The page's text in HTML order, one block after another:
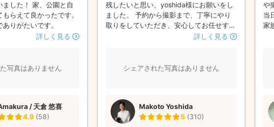
した！ 家、公園と自
らえて良かったです。
りがたいです。
詳しく見る
写真はありません
/ 天倉 悠喜
4.9 (58)
残したいと思い、yoshida様にお願いをし
ました。 予約から撮影まで、丁寧にやり
取りをしていただき、安心してお任せする
ことができました。 当日は、和やかな雰
上がりも大満足です。また機会がありまし
詳しく見る
シェアされた写真はありません
Makoto Yoshida
5 (310)
や
当
家